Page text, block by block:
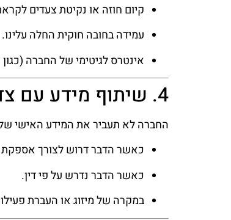
קיום חוזה או נקיטת צעדים
עמידה בחובה חוקית החלה עלינו.
אינטרס לגיטימי של החברה
4. שיתוף מידע עם צדדים שלישיים
החברה לא תעביר את המידע האישי
כאשר הדבר דרוש לצורך
כאשר הדבר נדרש על פי דין.
במקרה של מיזוג או העברת